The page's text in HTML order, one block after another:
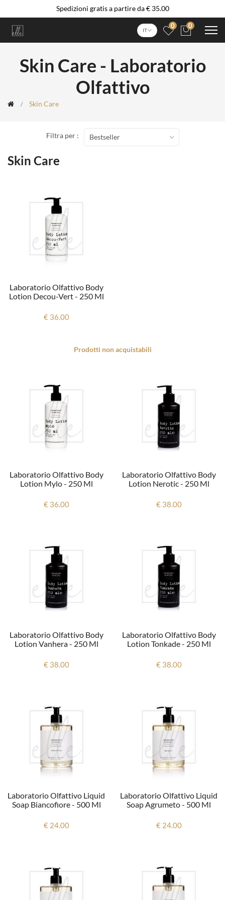
Spedizioni gratis a partire da € 35.00
IT
0 0
Skin Care - Laboratorio
Olfattivo
Skin Care
Skin Care
Filtra per : Bestseller
Laboratorio Olfattivo Body
Lotion Decou-Vert - 250 Ml
€ 36.00
Prodotti non acquistabili
Laboratorio Olfattivo Body
Lotion Mylo - 250 Ml
€ 36.00
Laboratorio Olfattivo Body
Lotion Nerotic - 250 Ml
€ 38.00
Laboratorio Olfattivo Body
Lotion Vanhera - 250 Ml
€ 38.00
Laboratorio Olfattivo Body
Lotion Tonkade - 250 Ml
€ 38.00
Laboratorio Olfattivo Liquid
Soap Biancofiore - 500 Ml
€ 24.00
Laboratorio Olfattivo Liquid
Soap Agrumeto - 500 Ml
€ 24.00